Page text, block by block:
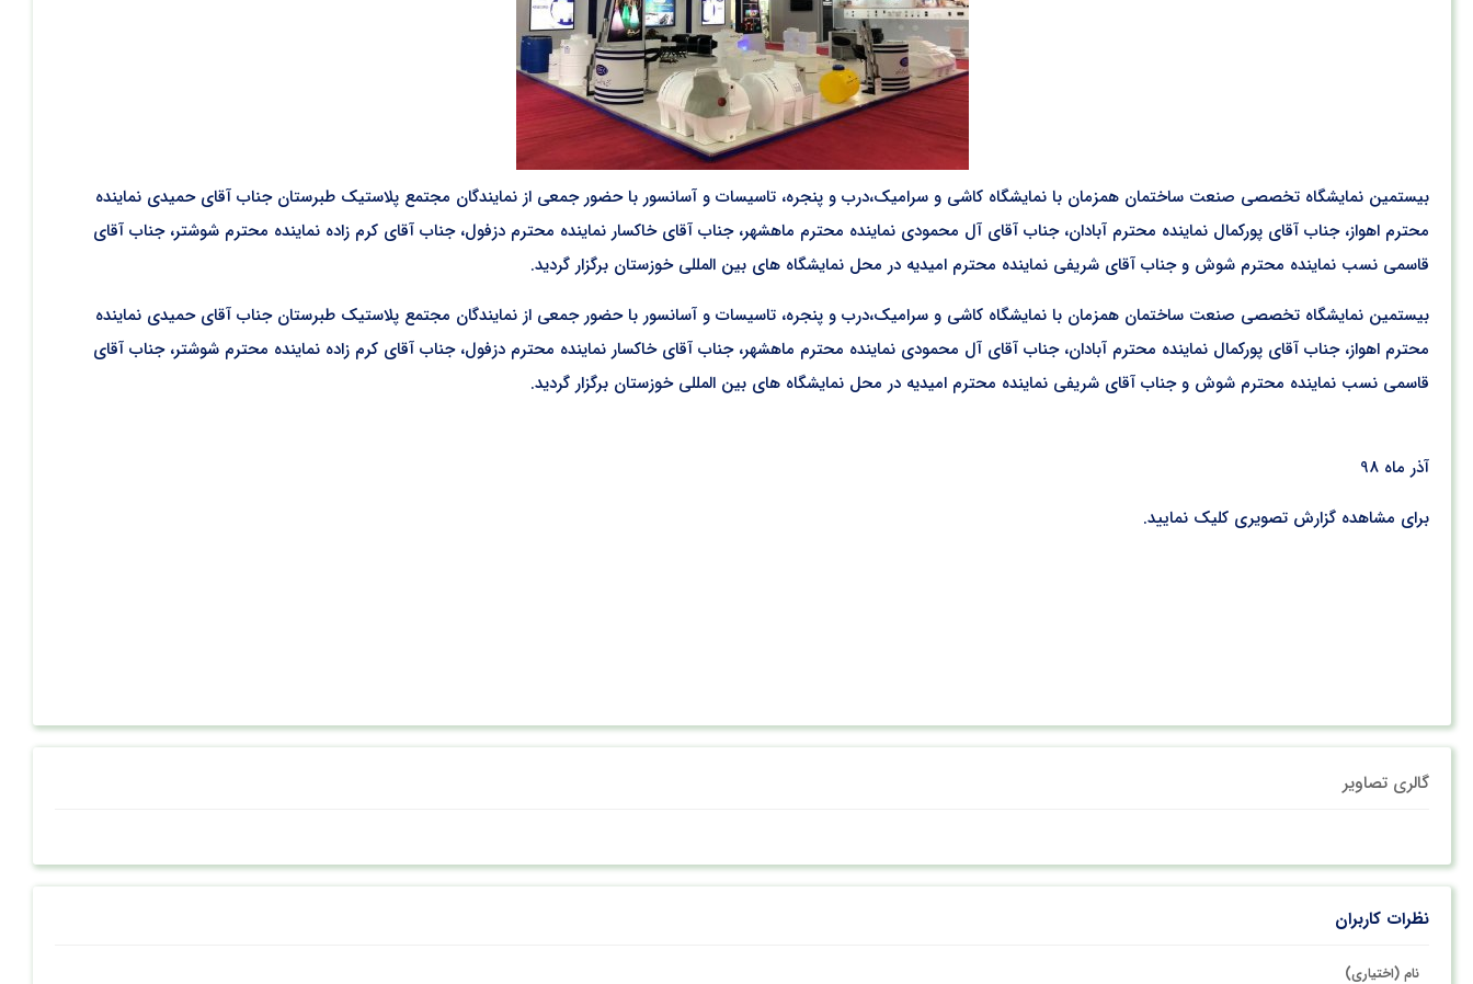
بیستمین نمایشگاه تخصصی صنعت ساختمان همزمان با نمایشگاه کاشی و سرامیک،درب و پنجره، تاسیسات و آسانسور با حضور جمعی از نمایندگان مجتمع پلاستیک طبرستان جناب آقای حمیدی نماینده
محترم اهواز، جناب آقای پورکمال نماینده محترم آبادان، جناب آقای آل محمودی نماینده محترم ماهشهر، جناب آقای خاکسار نماینده محترم دزفول، جناب آقای کرم زاده نماینده محترم شوشتر، جناب آقای
قاسمی نسب نماینده محترم شوش و جناب آقای شریفی نماینده محترم امیدیه در محل نمایشگاه های بین المللی خوزستان برگزار گردید.
بیستمین نمایشگاه تخصصی صنعت ساختمان همزمان با نمایشگاه کاشی و سرامیک،درب و پنجره، تاسیسات و آسانسور با حضور جمعی از نمایندگان مجتمع پلاستیک طبرستان جناب آقای حمیدی نماینده
محترم اهواز، جناب آقای پورکمال نماینده محترم آبادان، جناب آقای آل محمودی نماینده محترم ماهشهر، جناب آقای خاکسار نماینده محترم دزفول، جناب آقای کرم زاده نماینده محترم شوشتر، جناب آقای
قاسمی نسب نماینده محترم شوش و جناب آقای شریفی نماینده محترم امیدیه در محل نمایشگاه های بین المللی خوزستان برگزار گردید.
آذر ماه 98
برای مشاهده گزارش تصویری کلیک نمایید.
گالری تصاویر
نظرات کاربران
نام (اختیاری)